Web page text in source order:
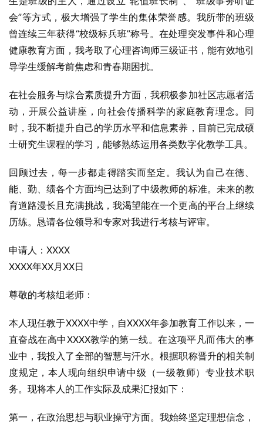
会”等方式，极大增强了学生的集体荣誉感。我所带的班级
曾连续三年获得“校级标兵班”称号。在处理突发事件和心理
健康教育方面，我考取了心理咨询师三级证书，能有效地引
导学生缓解考前焦虑和青春期困扰。
在社会服务与综合素质提升方面，我积极参加社区志愿者活
动，开展公益讲座，向社会传播科学的家庭教育理念。同
时，我不断提升自己的学历水平和信息素养，目前已完成硕
士研究生课程的学习，能够熟练运用各类数字化教学工具。
回顾过去，每一步都走得踏实而坚定。我认为自己在德、
能、勤、绩各个方面均已达到了中级教师的标准。未来的教
育道路漫长且充满挑战，我渴望能在一个更高的平台上继续
历练。恳请各位领导和专家对我进行考核与评审。
申请人：XXXX
XXXX年XX月XX日
尊敬的考核组老师：
本人现任教于XXXX中学，自XXXX年参加教育工作以来，一
直奋战在高中XXXX教学的第一线。在这项平凡而伟大的事
业中，我投入了全部的智慧与汗水。根据职称晋升的相关制
度规定，本人现向组织申请中级（一级教师）专业技术职
务。现将本人的工作实际及成果汇报如下：
第一，在政治思想与职业操守方面。我始终坚定理想信念，